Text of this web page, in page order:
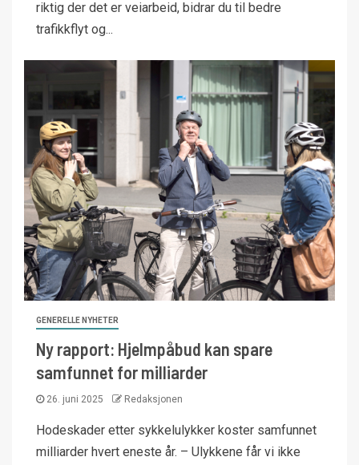
riktig der det er veiarbeid, bidrar du til bedre
trafikkflyt og...
GENERELLE NYHETER
Ny rapport: Hjelmpåbud kan spare
samfunnet for milliarder
26. juni 2025 Redaksjonen
Hodeskader etter sykkelulykker koster samfunnet
milliarder hvert eneste år. – Ulykkene får vi ikke